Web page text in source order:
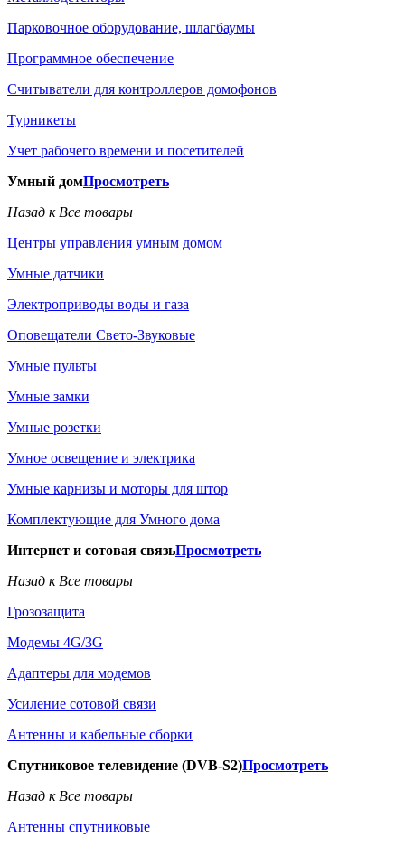
Парковочное оборудование, шлагбаумы
Программное обеспечение
Считыватели для контроллеров домофонов
Турникеты
Учет рабочего времени и посетителей
Умный домПросмотреть
Назад к Все товары
Центры управления умным домом
Умные датчики
Электроприводы воды и газа
Оповещатели Свето-Звуковые
Умные пульты
Умные замки
Умные розетки
Умное освещение и электрика
Умные карнизы и моторы для штор
Комплектующие для Умного дома
Интернет и сотовая связьПросмотреть
Назад к Все товары
Грозозащита
Модемы 4G/3G
Адаптеры для модемов
Усиление сотовой связи
Антенны и кабельные сборки
Спутниковое телевидение (DVB-S2)Просмотреть
Назад к Все товары
Антенны спутниковые